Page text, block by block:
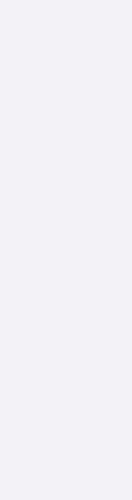
als
Het